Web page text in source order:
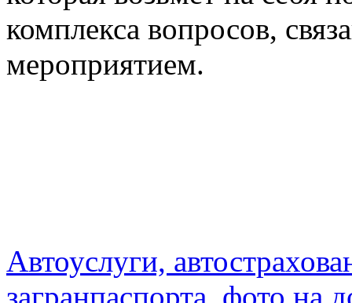
комплекса вопросов,
мероприятием.
Автоуслуги,